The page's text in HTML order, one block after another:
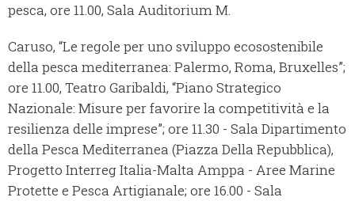
pesca, ore 11.00, Sala Auditorium M.
Caruso, “Le regole per uno sviluppo ecosostenibile
della pesca mediterranea: Palermo, Roma, Bruxelles”;
ore 11.00, Teatro Garibaldi, “Piano Strategico
Nazionale: Misure per favorire la competitività e la
resilienza delle imprese”; ore 11.30 - Sala Dipartimento
della Pesca Mediterranea (Piazza Della Repubblica),
Progetto Interreg Italia-Malta Amppa - Aree Marine
Protette e Pesca Artigianale; ore 16.00 - Sala